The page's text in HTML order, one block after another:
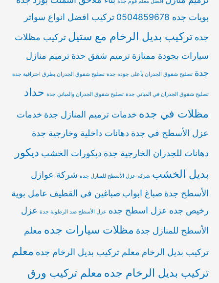
بويات جده 0504859678
تركيب افضل انواع سواتر
جده تركيب بديل الرخام مع ستيل تركيب مظلات
سيارات بجودة ممتازة ترميم شقق جدة ترميم منازل
جدة تصليح شقوق الجدران بأعلى جودة جدة تصليح شقوق الجدران بطرق احترافية جدة
تصليح شقوق الجدران في المباني جدة تصليح شقوق الجدران والمباني جدة حداد
مظلات في جده خدمات ترميم المنازل جدة خدمات
عزل الأسطح في جدة دهانات داخلية وخارجية جدة
دهانات للجدران الخارجية جدة ديكورات الخشب ديكور
بديل الخشب شركة عزل الأسطح للمنازل جدة شركة عوازل
الأسطح جدة صباغ ابواب صباغين في القطيف عامل بوية
رخيص جده عزل اسطح جده عزل الأسطح ضد الرطوبة جدة عزل
الأسطح للمنازل جدة مظلات سيارات جده معلم
تركيب بديل الرخام معلم تركيب بديل الرخام جده معلم
تركيب بديل الرخام جده معلم تركيب ورق